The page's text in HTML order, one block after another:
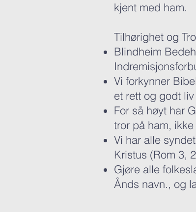
kjent med ham.
Tilhørighet og
Blindheim
Vi forkynner
et rett og godt
For så høyt har
tror på ham,
Vi har alle
Kristus (Rom 3,
Gjøre alle
Ånds navn., og